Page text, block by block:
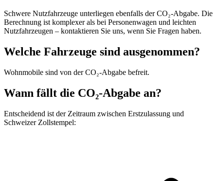
Schwere Nutzfahrzeuge unterliegen ebenfalls der CO₂-Abgabe. Die
Berechnung ist komplexer als bei Personenwagen und leichten
Nutzfahrzeugen – kontaktieren Sie uns, wenn Sie Fragen haben.
Welche Fahrzeuge sind ausgenommen?
Wohnmobile sind von der CO₂-Abgabe befreit.
Wann fällt die CO₂-Abgabe an?
Entscheidend ist der Zeitraum zwischen Erstzulassung und
Schweizer Zollstempel: